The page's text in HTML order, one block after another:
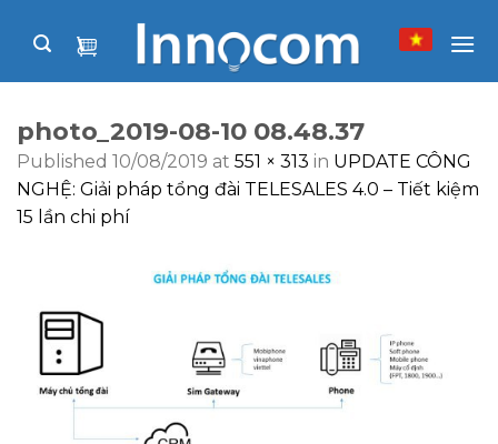
photo_2019-08-10 08.48.37
Published 10/08/2019 at 551 × 313 in UPDATE CÔNG
NGHỆ: Giải pháp tổng đài TELESALES 4.0 – Tiết kiệm
15 lần chi phí